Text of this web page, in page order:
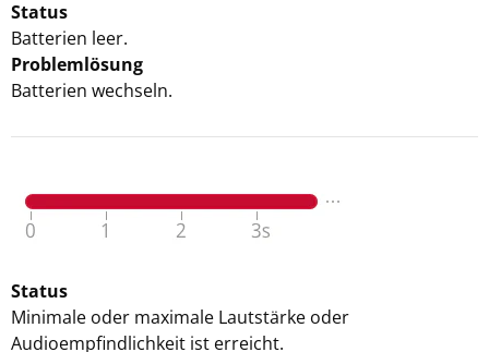
Status
Batterien leer.
Problemlösung
Batterien wechseln.
Status
Minimale oder maximale Lautstärke oder
Audioempfindlichkeit ist erreicht.